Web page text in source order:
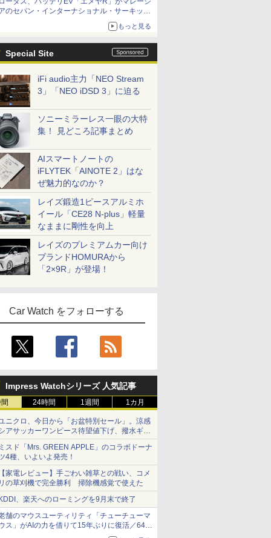
のセパン・インターナショナル・サーキット
もっと見る
Special Site
iFi audio主力「NEO Stream
3」「NEO iDSD 3」に迫る
ソニーミラーレス一眼の大特
集！ 見どころ記事まとめ
AIスマートノートの
iFLYTEK「AINOTE 2」はな
ぜ魅力的なのか？
レイズ鍛造1ピースアルミホ
イール「CE28 N-plus」軽量
なままに剛性を向上
レイズのプレミアムカー向け
ブランドHOMURAから
「2×9R」が登場！
Car Watch をフォローする
Impress Watchシリーズ 人気記事
24時間 1週間 1カ月
ニクロ、今日から「お盆特別セール」。涼感
アサッカーワンピース待望値下げ、撥水ギア
ョーツは1990円に
ミスド「Mrs. GREEN APPLE」のコラボドーナ
4種、いよいよ発売！
【家電レビュー】手ごわい雑草との戦い、コメ
リの草刈機で完全勝利 掃除機感覚で使えた
KDDI、楽天へのローミングを9月末で終了
舗のマウスユーティリティ「チューチューマ
ス」がAIの力を借りて15年ぶりに復活／64bit
化、Windows 10/11、「Chrome」も走り回